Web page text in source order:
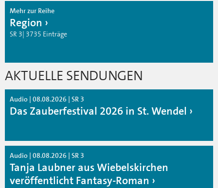
Mehr zur Reihe
Region
SR 3| 3735 Einträge
AKTUELLE SENDUNGEN
Audio | 08.08.2026 | SR 3
Das Zauberfestival 2026 in St. Wendel
Audio | 08.08.2026 | SR 3
Tanja Laubner aus Wiebelskirchen
veröffentlicht Fantasy-Roman